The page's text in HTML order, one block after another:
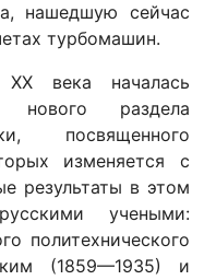
нашедшую сейчас
турбомашин.
века началась
нового раздела
посвященного
изменяется с
результаты в этом
учеными:
политехнического
(1859—1935) и